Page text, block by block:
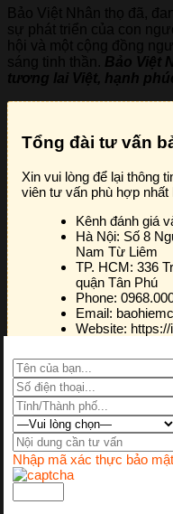
Bảo Việt Nhân thọ đã,
sự phát triển của con
hội và một cộng đồng
sáng tinh thần. Bảo Việt
tương lai Việt, hạnh
Tổng đài tư vấn
Xin vui lòng để lại thông
viên tư vấn phù hợp
Kênh đánh giá
Hà Nội: Số 8
Nam Từ Liêm
TP. HCM: 336
quận Tân Phú
Phone:
Email:
Website:
Nhập mã xác thực bảo